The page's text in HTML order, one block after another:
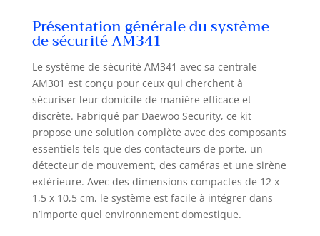
couverture totale de votre domicile
dès le déballage, sans technicien,
EXTÉRIEURE PTZ EP506 – Surveillance
intelligente jour et nuit, même sous
la pluie : La caméra EP506 détecte et
distingue les mouvements humains
grâce à son filtrage corps humain
avancé, évitant les fausses alertes.
Suivi automatique des mouvements,
vision nocturne avancée, détection
sonore et technologie POE
(alimentation via câble RJ45 avec
routeur compatible). Elle surveille
Présentation générale du système
de sécurité AM341
Le système de sécurité AM341 avec sa centrale
AM301 est conçu pour ceux qui cherchent à
sécuriser leur domicile de manière efficace et
discrète. Fabriqué par Daewoo Security, ce kit
propose une solution complète avec des composants
essentiels tels que des contacteurs de porte, un
détecteur de mouvement, des caméras et une sirène
extérieure. Avec des dimensions compactes de 12 x
1,5 x 10,5 cm, le système est facile à intégrer dans
n’importe quel environnement domestique.